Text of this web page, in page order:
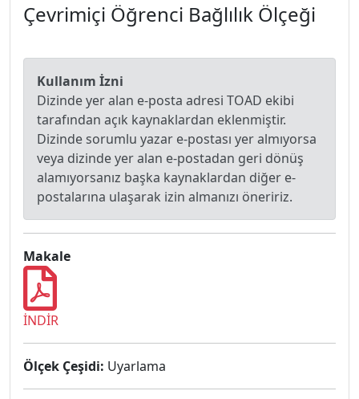
Çevrimiçi Öğrenci Bağlılık Ölçeği
Kullanım İzni
Dizinde yer alan e-posta adresi TOAD ekibi
tarafından açık kaynaklardan eklenmiştir.
Dizinde sorumlu yazar e-postası yer almıyorsa
veya dizinde yer alan e-postadan geri dönüş
alamıyorsanız başka kaynaklardan diğer e-
postalarına ulaşarak izin almanızı öneririz.
Makale
İNDİR
Ölçek Çeşidi: Uyarlama